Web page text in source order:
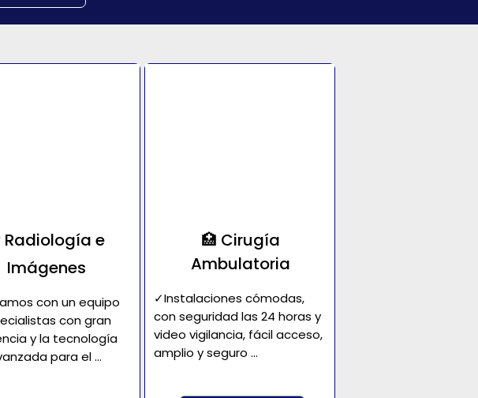
e
Imágenes
con un equipo
con gran
y la tecnología
para el
🏥 Cirugía
Ambulatoria
✓Instalaciones cómodas,
con seguridad las 24 horas y
video vigilancia, fácil acceso,
amplio y seguro